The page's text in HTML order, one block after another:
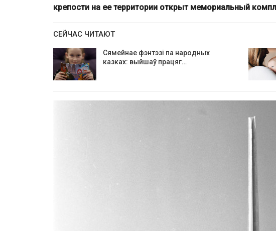
крепости на ее территории открыт мемориальный
СЕЙЧАС ЧИТАЮТ
Сямейнае фэнтэзі па народных
казках: выйшаў працяг…